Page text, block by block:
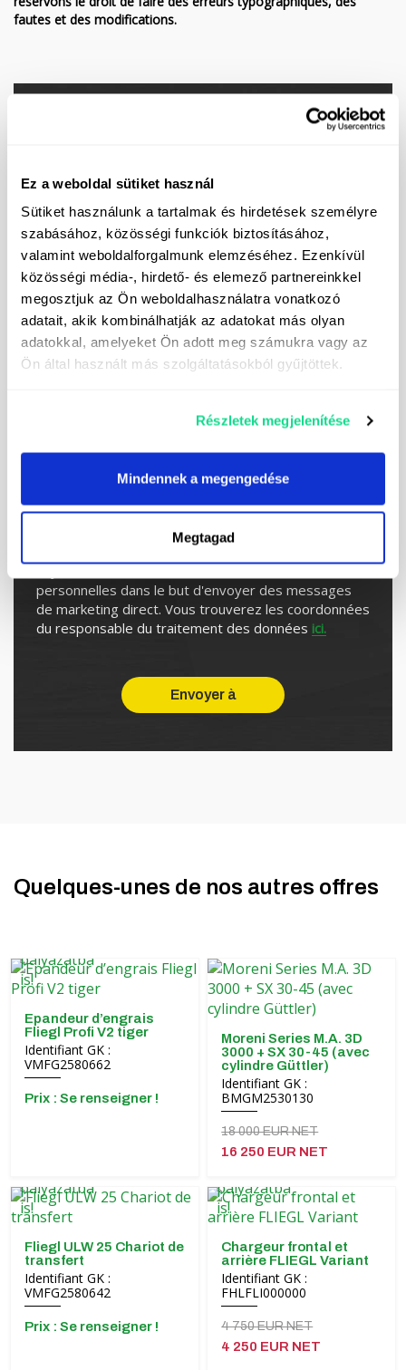
Ez a weboldal sütiket használ
Sütiket használunk a tartalmak és hirdetések személyre
szabásához, közösségi funkciók biztosításához,
valamint weboldalforgalmunk elemzéséhez. Ezenkívül
közösségi média-, hirdető- és elemező partnereinkkel
megosztjuk az Ön weboldalhasználatra vonatkozó
adatait, akik kombinálhatják az adatokat más olyan
adatokkal, amelyeket Ön adott meg számukra vagy az
Ön által használt más szolgáltatásokból gyűjtöttek.
Részletek megjelenítése
Mindennek a megengedése
Megtagad
fautes et des modifications.
Demandez notre offre spéciale !
Je m'inscris à la newsletter
personnelles dans le but d'envoyer des messages
de marketing direct. Vous trouverez les coordonnées
du responsable du traitement des données ici.
Quelques-unes de nos autres offres
Epandeur d’engrais
Fliegl Profi V2 tiger
Identifiant GK :
VMFG2580662
Prix ​​: Se renseigner !
Moreni Series M.A. 3D
3000 + SX 30-45 (avec
cylindre Güttler)
Identifiant GK :
BMGM2530130
18 000 EUR NET
16 250 EUR NET
Fliegl ULW 25 Chariot de
transfert
Identifiant GK :
VMFG2580642
Prix ​​: Se renseigner !
Chargeur frontal et
arrière FLIEGL Variant
Identifiant GK :
FHLFLI000000
4 750 EUR NET
4 250 EUR NET